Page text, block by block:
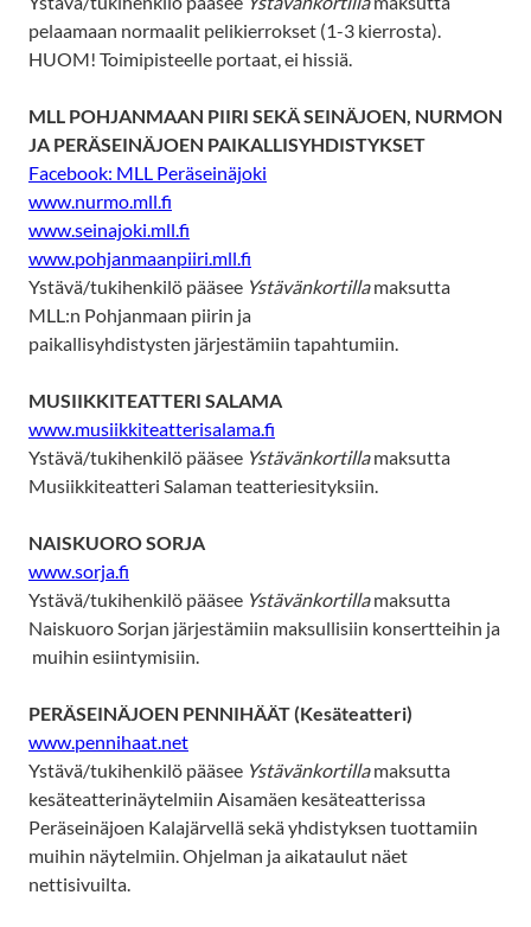
pelaamaan normaalit pelikierrokset (1-3 kierrosta).
HUOM! Toimipisteelle portaat, ei hissiä.
MLL POHJANMAAN PIIRI SEKÄ SEINÄJOEN, NURMON
JA PERÄSEINÄJOEN PAIKALLISYHDISTYKSET
Facebook: MLL Peräseinäjoki
www.nurmo.mll.fi
www.seinajoki.mll.fi
www.pohjanmaanpiiri.mll.fi
Ystävä/tukihenkilö pääsee Ystävänkortillamaksutta
MLL:n Pohjanmaan piirin ja
paikallisyhdistysten järjestämiin tapahtumiin.
MUSIIKKITEATTERI SALAMA
www.musiikkiteatterisalama.fi
Ystävä/tukihenkilö pääsee Ystävänkortillamaksutta
Musiikkiteatteri Salaman teatteriesityksiin.
NAISKUORO SORJA
www.sorja.fi
Ystävä/tukihenkilö pääsee Ystävänkortillamaksutta
Naiskuoro Sorjan järjestämiin maksullisiin konsertteihin ja
muihin esiintymisiin.
PERÄSEINÄJOEN PENNIHÄÄT (Kesäteatteri)
www.pennihaat.net
Ystävä/tukihenkilö pääsee Ystävänkortillamaksutta
kesäteatterinäytelmiin Aisamäen kesäteatterissa
Peräseinäjoen Kalajärvellä sekä yhdistyksen tuottamiin
muihin näytelmiin. Ohjelman ja aikataulut näet
nettisivuilta.